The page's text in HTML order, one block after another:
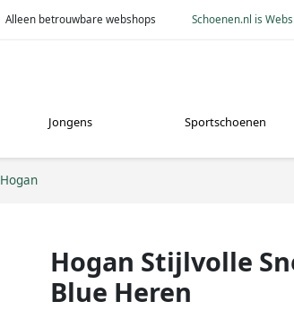
Alleen betrouwbare webshops Schoenen.nl is
Jongens Sportschoenen
Hogan
Hogan Stijlvolle
Blue Heren